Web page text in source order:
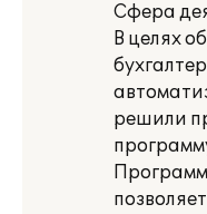
Сфера
В целях
решили